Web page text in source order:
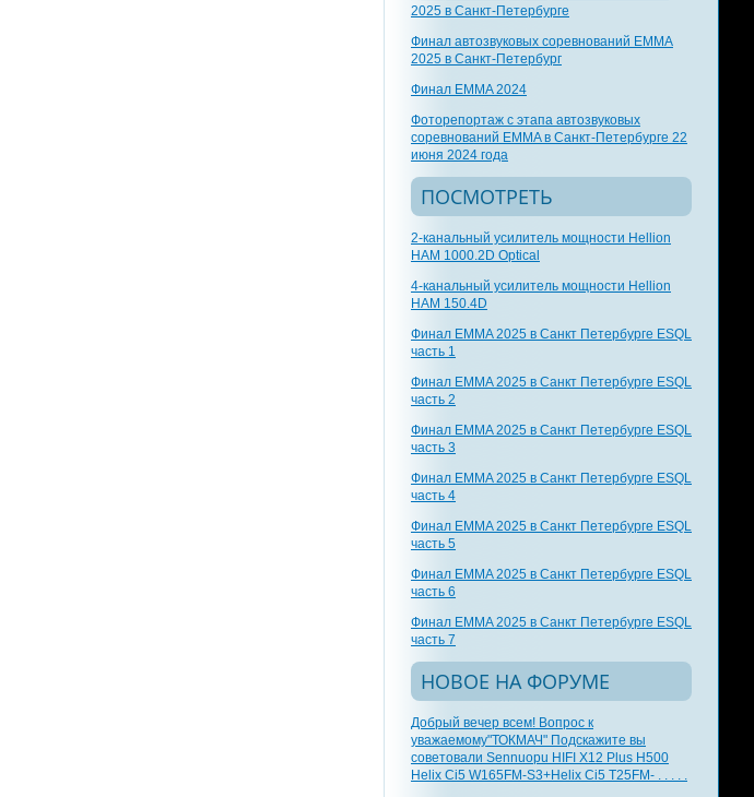
2025 в Санкт-Петербурге
Финал автозвуковых соревнований EMMA
2025 в Санкт-Петербург
Финал EMMA 2024
Фоторепортаж с этапа автозвуковых
соревнований EMMA в Санкт-Петербурге 22
июня 2024 года
ПОСМОТРЕТЬ
2-канальный усилитель мощности Hellion
HAM 1000.2D Optical
4-канальный усилитель мощности Hellion
HAM 150.4D
Финал EMMA 2025 в Санкт Петербурге ESQL
часть 1
Финал EMMA 2025 в Санкт Петербурге ESQL
часть 2
Финал EMMA 2025 в Санкт Петербурге ESQL
часть 3
Финал EMMA 2025 в Санкт Петербурге ESQL
часть 4
Финал EMMA 2025 в Санкт Петербурге ESQL
часть 5
Финал EMMA 2025 в Санкт Петербурге ESQL
часть 6
Финал EMMA 2025 в Санкт Петербурге ESQL
часть 7
НОВОЕ НА ФОРУМЕ
Добрый вечер всем! Вопрос к
уважаемому"ТОКМАЧ" Подскажите вы
советовали Sennuopu HIFI X12 Plus H500
Helix Ci5 W165FM-S3+Helix Ci5 T25FM- . . . . .